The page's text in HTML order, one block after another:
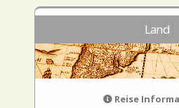
Land
Reise